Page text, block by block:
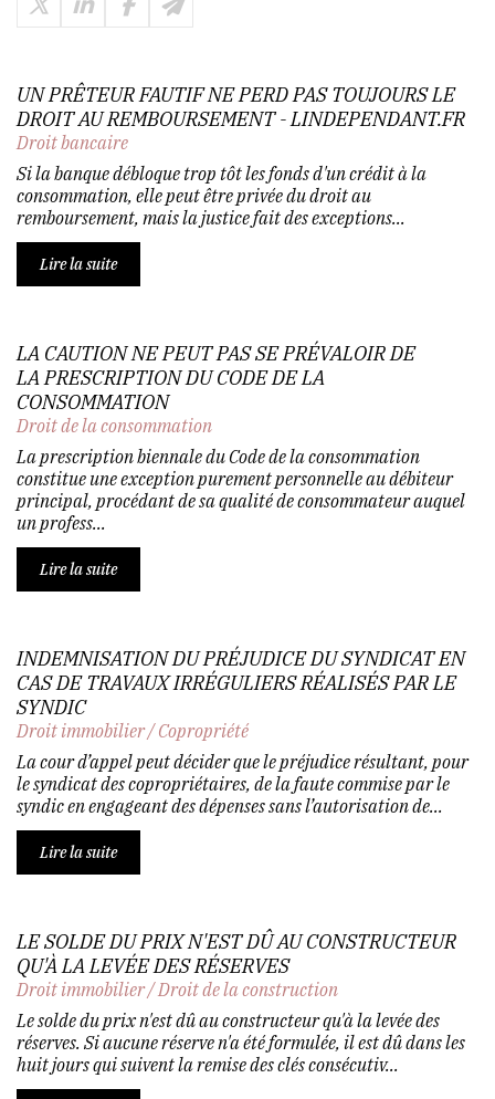
UN PRÊTEUR FAUTIF NE PERD PAS TOUJOURS LE
DROIT AU REMBOURSEMENT - LINDEPENDANT.FR
Droit bancaire
Si la banque débloque trop tôt les fonds d'un crédit à la
consommation, elle peut être privée du droit au
remboursement, mais la justice fait des exceptions...
Lire la suite
LA CAUTION NE PEUT PAS SE PRÉVALOIR DE
LA PRESCRIPTION DU CODE DE LA
CONSOMMATION
Droit de la consommation
La prescription biennale du Code de la consommation
constitue une exception purement personnelle au débiteur
principal, procédant de sa qualité de consommateur auquel
un profess...
Lire la suite
INDEMNISATION DU PRÉJUDICE DU SYNDICAT EN
CAS DE TRAVAUX IRRÉGULIERS RÉALISÉS PAR LE
SYNDIC
Droit immobilier/Copropriété
La cour d’appel peut décider que le préjudice résultant, pour
le syndicat des copropriétaires, de la faute commise par le
syndic en engageant des dépenses sans l’autorisation de...
Lire la suite
LE SOLDE DU PRIX N'EST DÛ AU CONSTRUCTEUR
QU'À LA LEVÉE DES RÉSERVES
Droit immobilier/Droit de la construction
Le solde du prix n'est dû au constructeur qu'à la levée des
réserves. Si aucune réserve n'a été formulée, il est dû dans les
huit jours qui suivent la remise des clés consécutiv...